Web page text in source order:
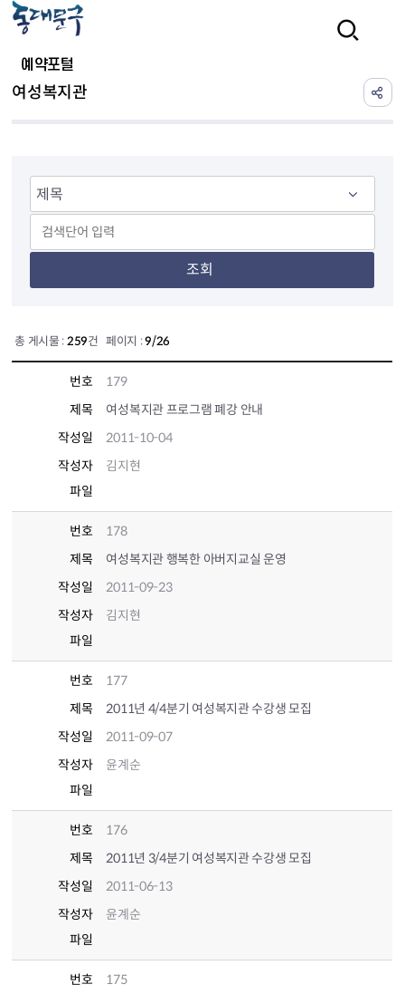
예약포털
여성복지관
조회
총 게시물 : 259건 페이지 :9/26
번호
179
제목
여성복지관 프로그램 폐강 안내
작성일
2011-10-04
작성자
김지현
파일
번호
178
제목
여성복지관 행복한 아버지교실 운영
작성일
2011-09-23
작성자
김지현
파일
번호
177
제목
2011년 4/4분기 여성복지관 수강생 모집
작성일
2011-09-07
작성자
윤계순
파일
번호
176
제목
2011년 3/4분기 여성복지관 수강생 모집
작성일
2011-06-13
작성자
윤계순
파일
번호
175